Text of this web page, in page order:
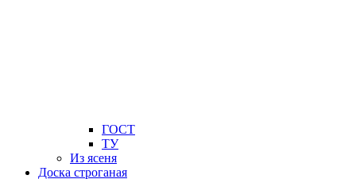
ГОСТ
ТУ
Из ясеня
Доска строганая